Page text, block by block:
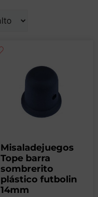
Misaladejuegos
Tope barra
sombrerito
plástico futbolin
14mm